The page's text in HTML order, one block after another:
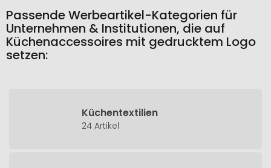
Seite
Passende Werbeartikel-Kategorien für
Unternehmen & Institutionen, die auf
Küchenaccessoires mit gedrucktem Logo
setzen:
Küchentextilien
24 Artikel